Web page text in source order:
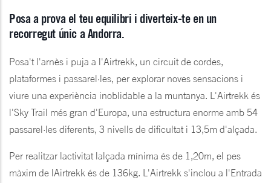
Posa a prova el teu equilibri i diverteix-te en un
recorregut únic a Andorra.
Posa't l'arnès i puja a l'Airtrekk, un circuit de cordes,
plataformes i passarel·les, per explorar noves sensacions i
viure una experiència inoblidable a la muntanya. L'Airtrekk és
l'Sky Trail més gran d'Europa, una estructura enorme amb 54
passarel·les diferents, 3 nivells de dificultat i 13,5m d'alçada.
Per realitzar lactivitat lalçada mínima és de 1,20m, el pes
màxim de lAirtrekk és de 136kg. L'Airtrekk s'inclou a l'Entrada